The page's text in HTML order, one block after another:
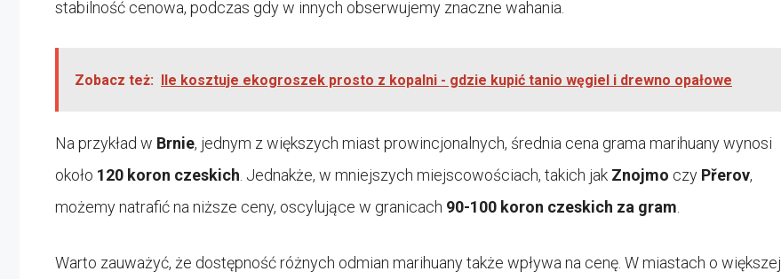
stabilność cenowa, podczas gdy w innych obserwujemy znaczne wahania.
Zobacz też: Ile kosztuje ekogroszek prosto z kopalni - gdzie kupić tanio węgiel i drewno opałowe
Na przykład w Brnie, jednym z większych miast prowincjonalnych, średnia cena grama marihuany wynosi
około 120 koron czeskich . Jednakże, w mniejszych miejscowościach, takich jak Znojmo czy Přerov,
możemy natrafić na niższe ceny, oscylujące w granicach 90-100 koron czeskich za gram
Warto zauważyć, że dostępność różnych odmian marihuany także wpływa na cenę. W miastach o większej